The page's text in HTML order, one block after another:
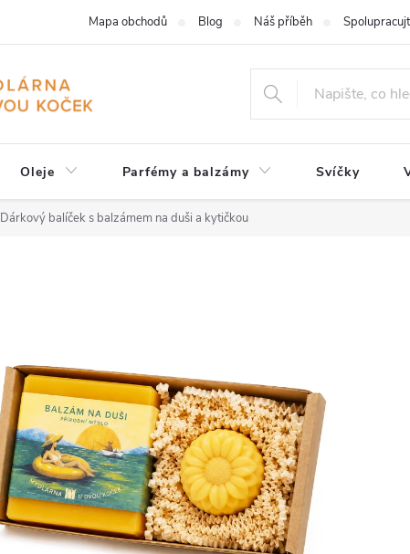
Mapa obchodů Blog Náš příběh
Oleje Parfémy a balzámy Svíčky
Dárkový balíček s balzámem na duši a kytičkou